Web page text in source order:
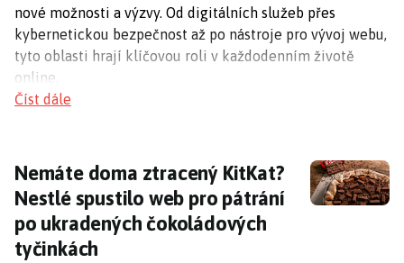
nové možnosti a výzvy. Od digitálních služeb přes
kybernetickou bezpečnost až po nástroje pro vývoj webu,
tyto oblasti hrají klíčovou roli v každodenním životě
online.
Digitální služby se staly nepostradatelnou součástí
moderního života, což vyžaduje jasná pravidla a regulace.
Evropský zákon o digitálních službáchje klíčovým
nástrojem pro zajištění bezpečného a transparentního
online prostředí, přičemž v Česku dohlíží na jeho
Číst dále
Nemáte doma ztracený KitKat? Nestlé
Nemáte doma ztracený KitKat?
Nestlé spustilo web pro pátrání
po ukradených čokoládových
tyčinkách